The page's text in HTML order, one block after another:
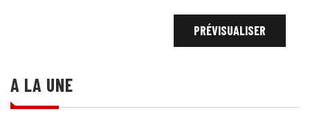
A LA UNE